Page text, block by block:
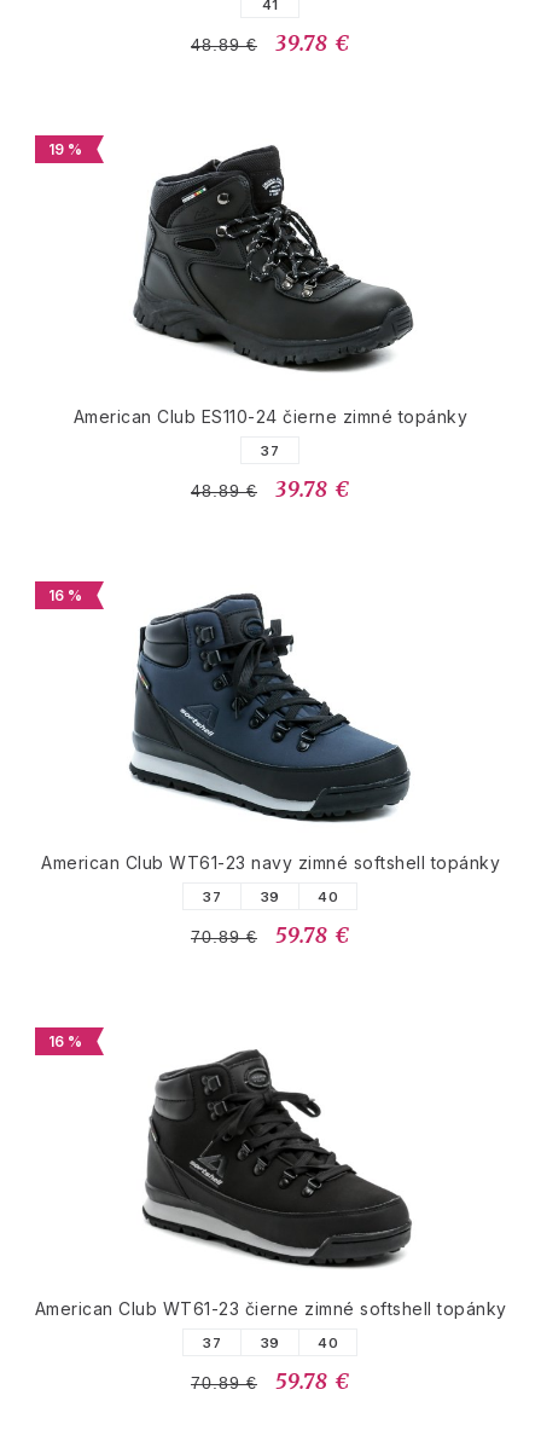
41
48.89 € 39.78 €
19 %
American Club ES110-24 čierne zimné topánky
37
48.89 € 39.78 €
16 %
American Club WT61-23 navy zimné softshell topánky
37 39 40
70.89 € 59.78 €
16 %
American Club WT61-23 čierne zimné softshell topánky
37 39 40
70.89 € 59.78 €